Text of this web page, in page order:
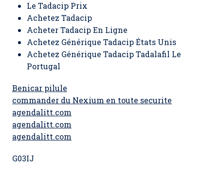
Le Tadacip Prix
Achetez Tadacip
Acheter Tadacip En Ligne
Achetez Générique Tadacip États Unis
Achetez Générique Tadacip Tadalafil Le
Portugal
Benicar pilule
commander du Nexium en toute securite
agendalitt.com
agendalitt.com
agendalitt.com
G03IJ